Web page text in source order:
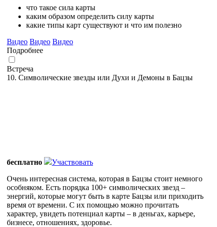
что такое сила карты
каким образом определить силу карты
какие типы карт существуют и что им полезно
Видео Видео Видео
Подробнее
Встреча
10. Символические звезды или Духи и Демоны в Бацзы
бесплатно
Участвовать
Очень интересная система, которая в Бацзы стоит немного
особняком. Есть порядка 100+ символических звезд –
энергий, которые могут быть в карте Бацзы или приходить
время от времени. С их помощью можно прочитать
характер, увидеть потенциал карты – в деньгах, карьере,
бизнесе, отношениях, здоровье.